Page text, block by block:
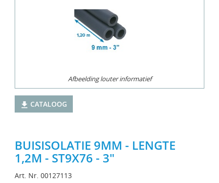
Afbeelding louter informatief
CATALOOG
BUISISOLATIE 9MM - LENGTE
1,2M - ST9X76 - 3"
Art. Nr. 00127113